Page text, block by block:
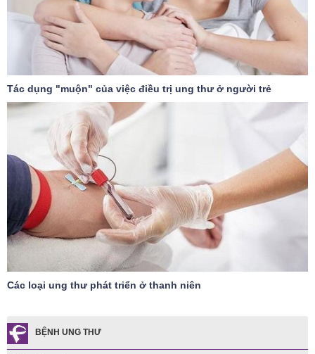
Tác dụng "muộn" của việc điều trị ung thư ở người trẻ
Các loại ung thư phát triển ở thanh niên
BỆNH UNG THƯ